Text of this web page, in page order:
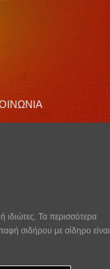
ιδιώτες. Τα περισσότερα
σιδήρου με σίδηρο είναι